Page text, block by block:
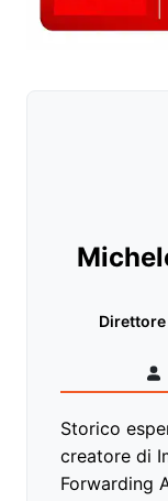
Storico
creatore di
Forwarding